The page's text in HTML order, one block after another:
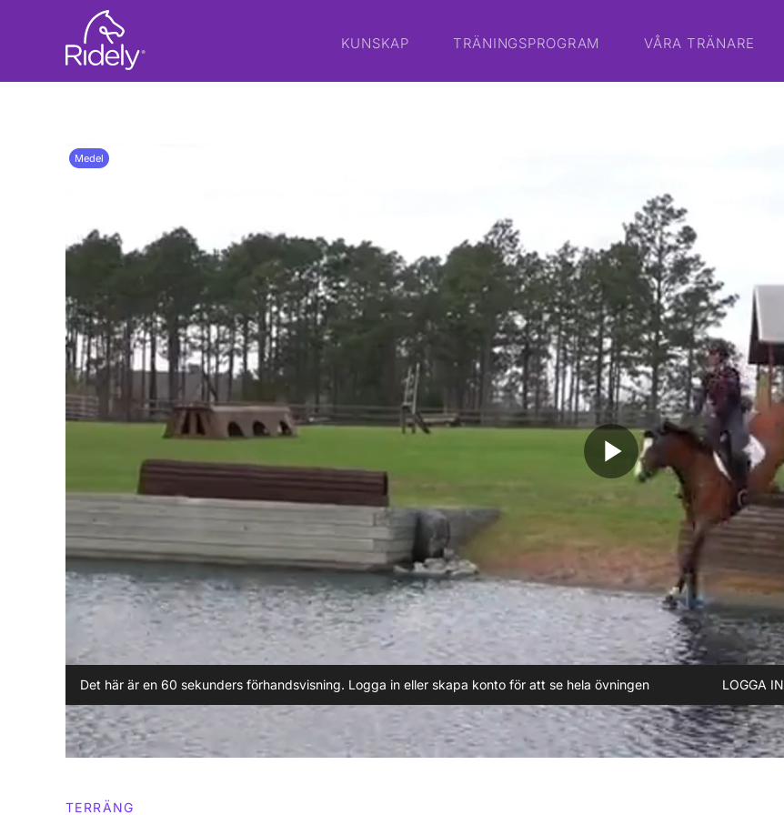
KUNSKAP TRÄNINGSPROGRAM VÅRA TRÄNARE
play_arrow
Medel
Det här är en 60 sekunders förhandsvisning. Logga in eller skapa konto för att se hela övningen LOGGA IN
TERRÄNG